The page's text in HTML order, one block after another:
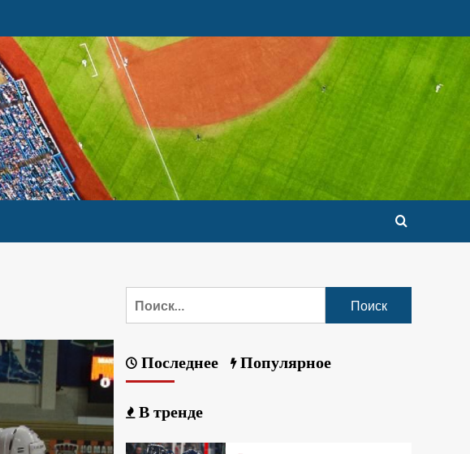
Последнее Популярное
В тренде